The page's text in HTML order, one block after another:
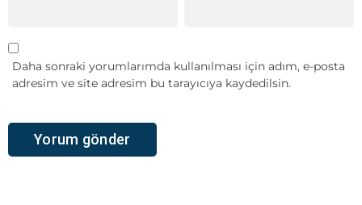
Daha sonraki yorumlarımda kullanılması için adım, e-posta
adresim ve site adresim bu tarayıcıya kaydedilsin.